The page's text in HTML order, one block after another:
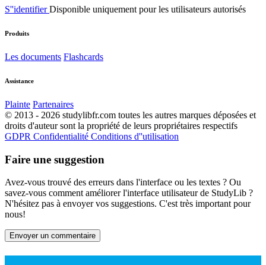
S''identifierDisponible uniquement pour les utilisateurs autorisés
Produits
Les documents Flashcards
Assistance
Plainte Partenaires
© 2013 - 2026 studylibfr.com toutes les autres marques déposées et
droits d'auteur sont la propriété de leurs propriétaires respectifs
GDPR Confidentialité Conditions d''utilisation
Faire une suggestion
Avez-vous trouvé des erreurs dans l'interface ou les textes ? Ou
savez-vous comment améliorer l'interface utilisateur de StudyLib ?
N'hésitez pas à envoyer vos suggestions. C'est très important pour
nous!
Envoyer un commentaire